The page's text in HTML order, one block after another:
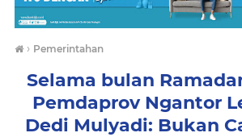
› Pemerintahan
Selama bulan
Pemdaprov Ngantor
Dedi Mulyadi: Bukan